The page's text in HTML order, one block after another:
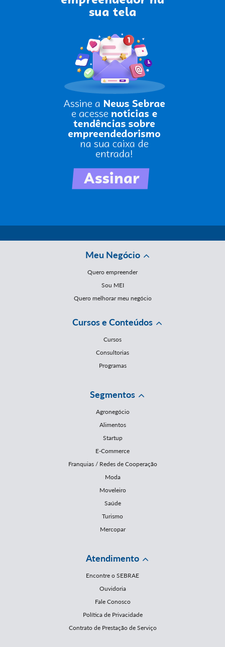
Meu Negócio
Quero empreender
Sou MEI
Quero melhorar meu negócio
Cursos e Conteúdos
Cursos
Consultorias
Programas
Segmentos
Agronegócio
Alimentos
Startup
E-Commerce
Franquias / Redes de Cooperação
Moda
Moveleiro
Saúde
Turismo
Mercopar
Atendimento
Encontre o SEBRAE
Ouvidoria
Fale Conosco
Política de Privacidade
Contrato de Prestação de Serviço